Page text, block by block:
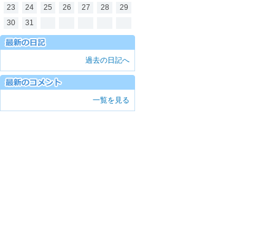
23
24 25 26 27 28
29
30
31
過去の日記へ
一覧を見る